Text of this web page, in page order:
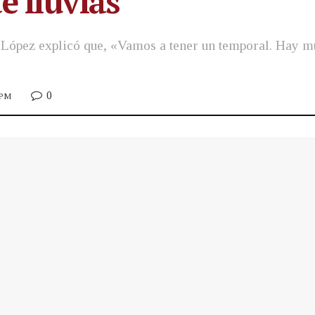
explicó que, «Vamos a tener un temporal. Hay
0